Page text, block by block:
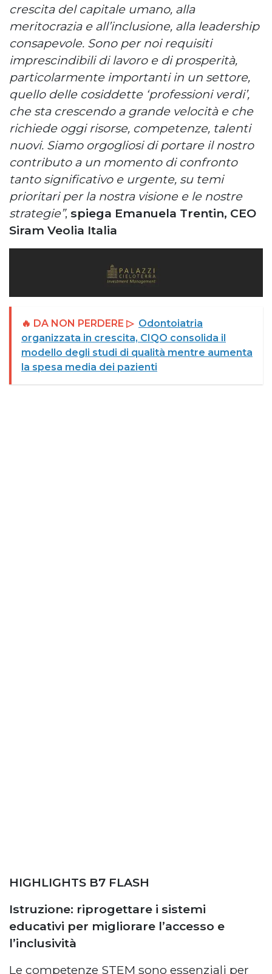
crescita del capitale umano, alla
meritocrazia e all’inclusione, alla leadership
consapevole. Sono per noi requisiti
imprescindibili di lavoro e di prosperità,
particolarmente importanti in un settore,
quello delle cosiddette ‘professioni verdi’,
che sta crescendo a grande velocità e che
richiede oggi risorse, competenze, talenti
nuovi. Siamo orgogliosi di portare il nostro
contributo a un momento di confronto
tanto significativo e urgente, su temi
prioritari per la nostra visione e le nostre
strategie”, spiega Emanuela Trentin, CEO
Siram Veolia Italia
🔥 DA NON PERDERE ▷ Odontoiatria
organizzata in crescita, CIQO consolida il
modello degli studi di qualità mentre aumenta
la spesa media dei pazienti
HIGHLIGHTS B7 FLASH
Istruzione: riprogettare i sistemi
educativi per migliorare l’accesso e
l’inclusività
Le competenze STEM sono essenziali per